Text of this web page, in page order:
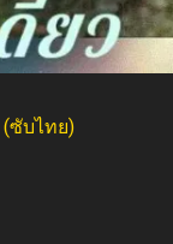
(ซับไทย)